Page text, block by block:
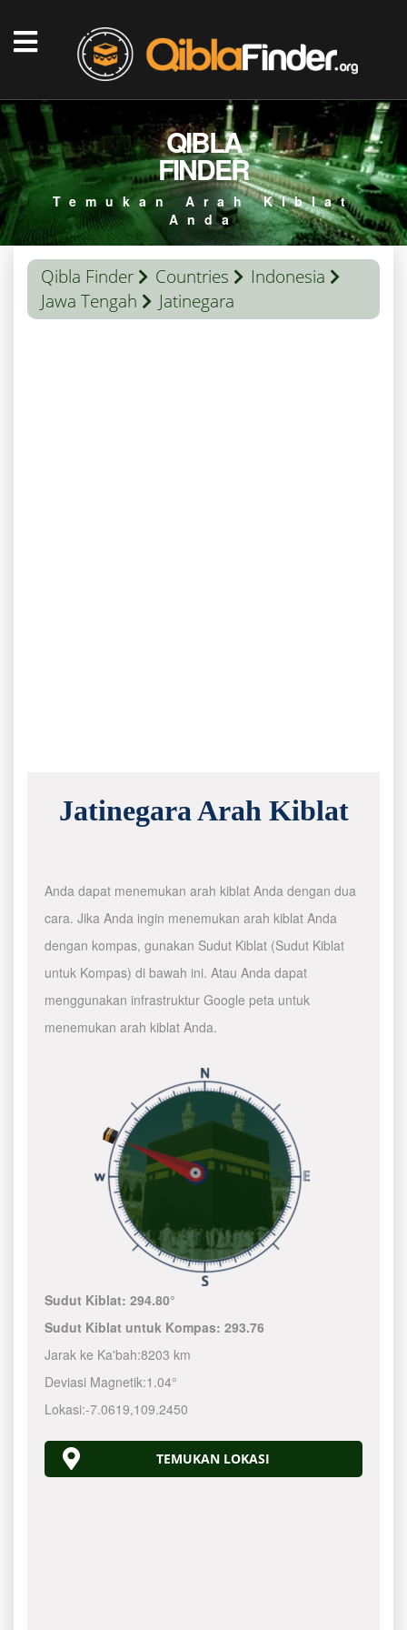
QIBLA
FINDER
Temukan Arah Kiblat
Anda
Qibla Finder Countries
Indonesia
Jawa Tengah
Jatinegara
Jatinegara Arah Kiblat
Anda dapat menemukan arah kiblat Anda dengan dua
cara. Jika Anda ingin menemukan arah kiblat Anda
dengan kompas, gunakan Sudut Kiblat (Sudut Kiblat
untuk Kompas) di bawah ini. Atau Anda dapat
menggunakan infrastruktur Google peta untuk
menemukan arah kiblat Anda.
Sudut Kiblat:294.80°
Sudut Kiblat untuk Kompas:293.76
Jarak ke Ka'bah:8203 km
Deviasi Magnetik:1.04°
Lokasi:-7.0619,109.2450
TEMUKAN LOKASI